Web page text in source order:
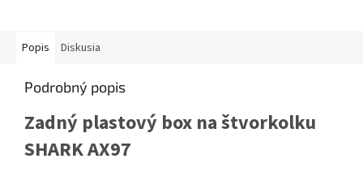
Popis Diskusia
Podrobný popis
Zadný plastový box na štvorkolku
SHARK AX97